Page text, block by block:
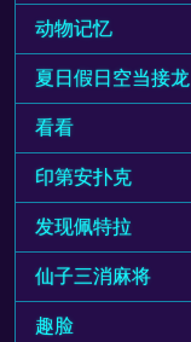
动物记忆
夏日假日空当接龙
看看
印第安扑克
发现佩特拉
仙子三消麻将
趣脸